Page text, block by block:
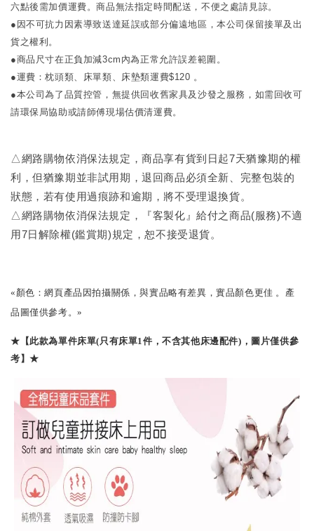
六點後需加價運費。商品無法指定時間配送，不便之處請見諒。
●因不可抗力因素導致送達延誤或部分偏遠地區，本公司保留接單及出
貨之權利。
●商品尺寸在正負加減3cm內為正常允許誤差範圍。
●運費：枕頭類、床單類、床墊類運費$120 。
●本公司為了品質控管，無提供回收舊家具及沙發之服務，如需回收可
請環保局協助或請師傅現場估價清運費。
△網路購物依消保法規定，商品享有貨到日起7天猶豫期的權
利，但猶豫期並非試用期，退回商品必須全新、完整包裝的
狀態，若有使用過痕跡和逾期，將不受理退換貨。
△網路購物依消保法規定，『客製化』給付之商品(服務)不適
用7日解除權(鑑賞期)規定，恕不接受退貨。
«顏色：網頁產品因拍攝關係，與實品略有差異，實品顏色更佳 。產
品圖僅供參考。»
★【此款為單件床單(只有床單1件，不含其他床邊配件)，圖片僅供參
考】★